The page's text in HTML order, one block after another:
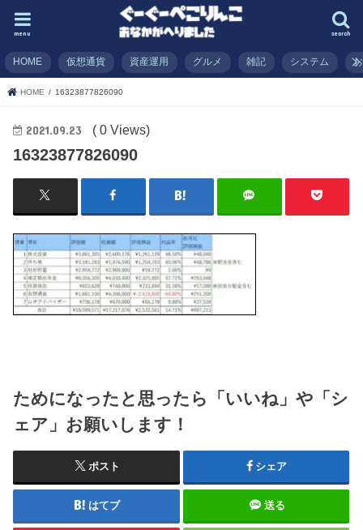
search
menu
HOME 仮想通貨 資産運用 グルメ 雑記 システム
HOME 16323877826090
2021.09.23 ( 0 Views)
16323877826090
ためになったと思ったら「いいね」や「シ
ェア」お願いします！
ポスト シェア
はてブ 送る